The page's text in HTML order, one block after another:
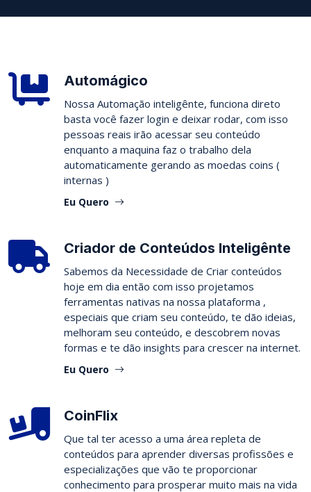
Automágico
Nossa Automação inteligênte, funciona direto
basta você fazer login e deixar rodar, com isso
pessoas reais irão acessar seu conteúdo
enquanto a maquina faz o trabalho dela
automaticamente gerando as moedas coins (
internas )
Eu Quero
Criador de Conteúdos Inteligênte
Sabemos da Necessidade de Criar conteúdos
hoje em dia então com isso projetamos
ferramentas nativas na nossa plataforma ,
especiais que criam seu conteúdo, te dão ideias,
melhoram seu conteúdo, e descobrem novas
formas e te dão insights para crescer na internet.
Eu Quero
CoinFlix
Que tal ter acesso a uma área repleta de
conteúdos para aprender diversas profissões e
especializações que vão te proporcionar
conhecimento para prosperar muito mais na vida